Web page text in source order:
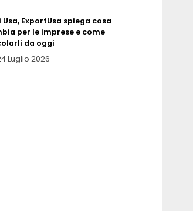
Usa, ExportUsa spiega cosa
per le imprese e come
da oggi
Luglio 2026